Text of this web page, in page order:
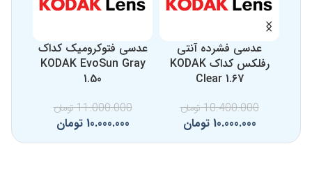
عدسی فشرده آنتی
رفلکس کداک KODAK
Clear 1.67
10.400.000تومان
10.000.000 تومان
عدسی فتوکرومیک کداک
KODAK EvoSun Gray
1.50
11.000.000تومان
10.000.000 تومان